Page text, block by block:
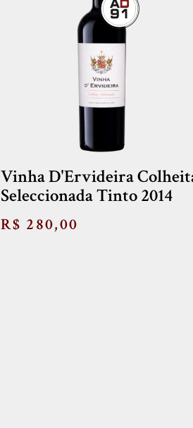
Vinha D'Ervideira
Seleccionada Tinto 2014
R$ 280,00